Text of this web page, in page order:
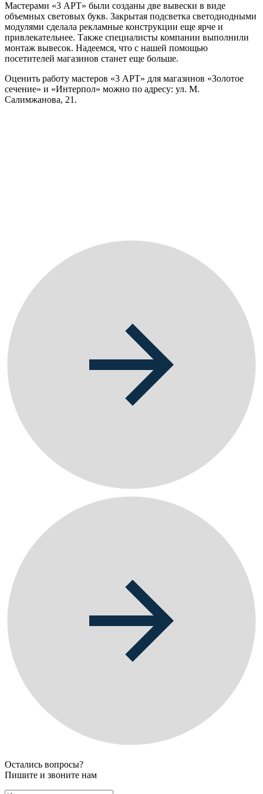
Мастерами «3 АРТ» были созданы две вывески в виде
объемных световых букв. Закрытая подсветка светодиодными
модулями сделала рекламные конструкции еще ярче и
привлекательнее. Также специалисты компании выполнили
монтаж вывесок. Надеемся, что с нашей помощью
посетителей магазинов станет еще больше.
Оценить работу мастеров «3 АРТ» для магазинов «Золотое
сечение» и «Интерпол» можно по адресу: ул. М.
Салимжанова, 21.
Остались вопросы?
Пишите и звоните нам